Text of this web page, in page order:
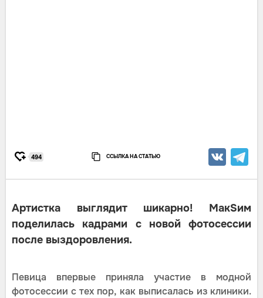
494 ССЫЛКА НА СТАТЬЮ
Артистка выглядит шикарно! МакSим
поделилась кадрами с новой фотосессии
после выздоровления.
Певица впервые приняла участие в модной
фотосессии с тех пор, как выписалась из клиники.